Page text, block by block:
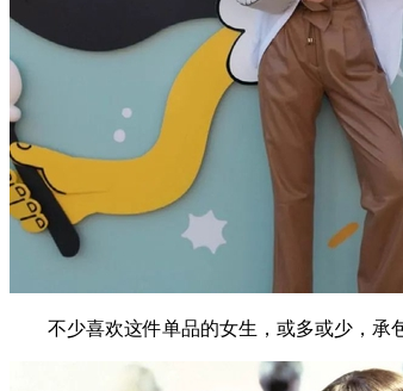
不少喜欢这件单品的女生，或多或少，承包